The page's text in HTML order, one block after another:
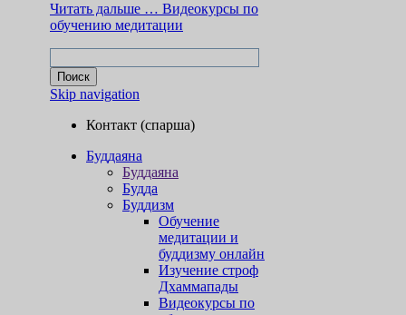
Читать дальше … Видеокурсы по
обучению медитации
Skip navigation
Контакт (спарша)
Буддаяна
Буддаяна
Будда
Буддизм
Обучение
медитации и
буддизму онлайн
Изучение строф
Дхаммапады
Видеокурсы по